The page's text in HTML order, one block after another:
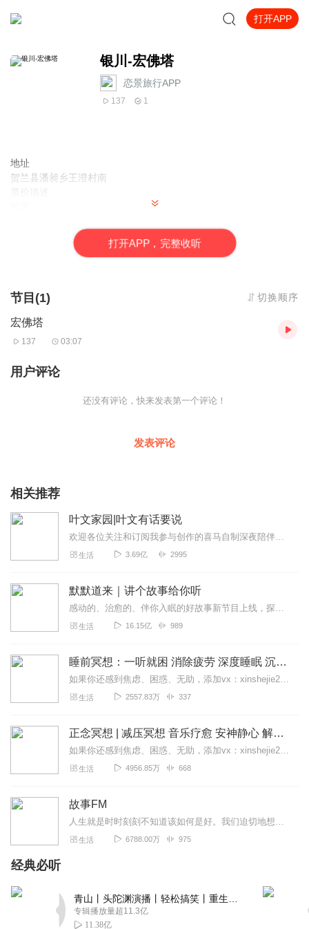
打开APP
银川-宏佛塔
恋景旅行APP
137 1
地址
贺兰县潘昶乡王澄村南
打开APP，完整收听
节目(1) 切换顺序
宏佛塔
137 03:07
用户评论
还没有评论，快来发表第一个评论！
发表评论
相关推荐
叶文家园|叶文有话要说
欢迎各位关注和订阅我参与创作的喜马自制深夜陪伴谈话栏目《听你说·百态人声》【听你说·百态人声】每晚直播连线真实人间故事|叶文现场互动中|人间冷暖，抱团取暖每周...
生活 3.69亿 2995
默默道来｜讲个故事给你听
感动的、治愈的、伴你入眠的好故事新节目上线，探索现实世界的无尽魅力，追求对生活的真实记录《听见人间真相》（点击名称，直达专辑）网易人间故事集持续更新中，邀您关注...
生活 16.15亿 989
睡前冥想：一听就困 消除疲劳 深度睡眠 沉浸体验
如果你还感到焦虑、困惑、无助，添加vx：xinshejie2018、vx公众号：宣萱心伴，与主播宣萱开启心灵交流之旅，共建温暖的精神家园！如果你喜欢我的内容，请...
生活 2557.83万 337
正念冥想 | 减压冥想 音乐疗愈 安神静心 解郁降噪
如果你还感到焦虑、困惑、无助，添加vx：xinshejie2018、vx公众号：宣萱心伴，与主播宣萱开启心灵交流之旅，共建温暖的精神家园！如果你喜欢我的内容，请...
生活 4956.85万 668
故事FM
人生就是时时刻刻不知道该如何是好。我们迫切地想知道怎么解决问题，也同样挣扎着寻求理解和安慰。这样的你，并不孤独。重获新生的抑郁症病人；用一辈子摆脱原生家庭阴影的...
生活 6788.00万 975
经典必听
专辑播放量超11.3亿
11.38亿